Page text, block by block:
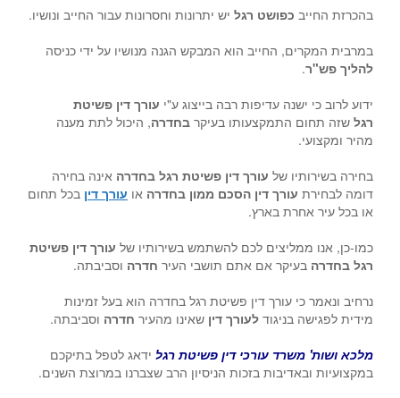
בהכרזת החייב כפושט רגל יש יתרונות וחסרונות עבור החייב ונושיו.
במרבית המקרים, החייב הוא המבקש הגנה מנושיו על ידי כניסה
להליך פש"ר.
ידוע לרוב כי ישנה עדיפות רבה בייצוג ע"י עורך דין פשיטת
רגל שזה תחום התמקצעותו בעיקר בחדרה, היכול לתת מענה
מהיר ומקצועי.
בחירה בשירותיו של עורך דין פשיטת רגל בחדרה אינה בחירה
דומה לבחירת עורך דין הסכם ממון בחדרה או עורך דין בכל תחום
או בכל עיר אחרת בארץ.
כמו-כן, אנו ממליצים לכם להשתמש בשירותיו של עורך דין פשיטת
רגל בחדרה בעיקר אם אתם תושבי העיר חדרה וסביבתה.
נרחיב ונאמר כי עורך דין פשיטת רגל בחדרה הוא בעל זמינות
מידית לפגישה בניגוד לעורך דין שאינו מהעיר חדרה וסביבתה.
מלכא ושות' משרד עורכי דין פשיטת רגל ידאג לטפל בתיקכם
במקצועיות ובאדיבות בזכות הניסיון הרב שצברנו במרוצת השנים.